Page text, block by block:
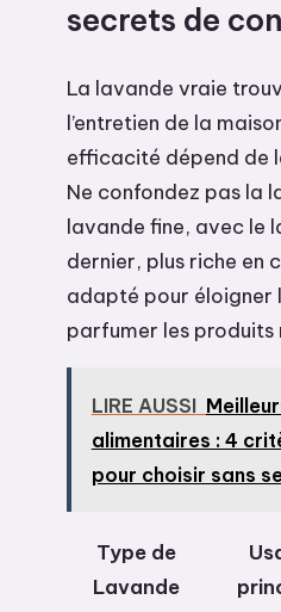
secrets de
La lavande vraie
l’entretien de la
efficacité dépend de
Ne confondez pas la
lavande fine, avec le
dernier, plus riche en
adapté pour éloigner
parfumer les produits
LIRE AUSSI
alimentaires : 4
pour choisir sans
Type de
Lavande